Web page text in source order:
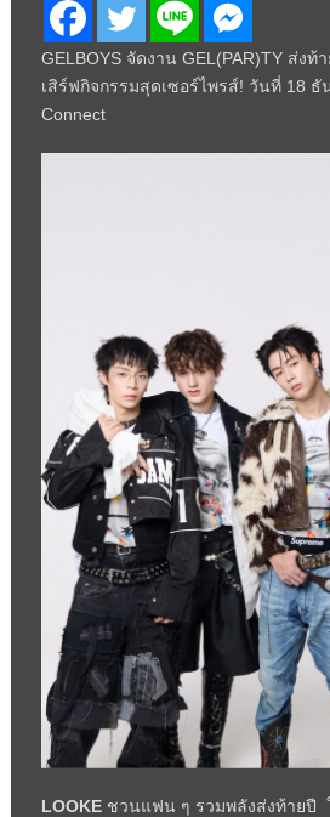
GELBOYS จัดงาน GEL(PAR)TY ส่ง
เสิร์ฟกิจกรรมสุดเซอร์ไพรส์! วันที่ 18
Connect
LOOKEชวนแฟน ๆ รวมพลังส่งท้ายปี